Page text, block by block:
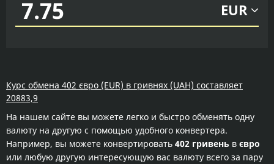
EUR
Курс обмена 402 євро (EUR) в гривнях (UAH) составляет
20883,9
На нашем сайте вы можете легко и быстро обменять одну
валюту на другую с помощью удобного конвертера.
Например, вы можете конвертировать 402 гривень в євро
или любую другую интересующую вас валюту всего за пару